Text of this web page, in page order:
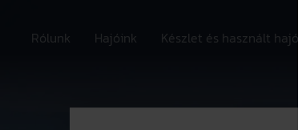
Rólunk Hajóink Készlet és használt hajók